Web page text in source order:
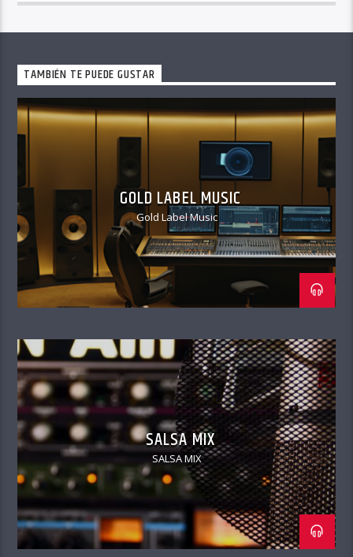
TAMBIÉN TE PUEDE GUSTAR
GOLD LABEL MUSIC
Gold Label Music
SALSA MIX
SALSA MIX